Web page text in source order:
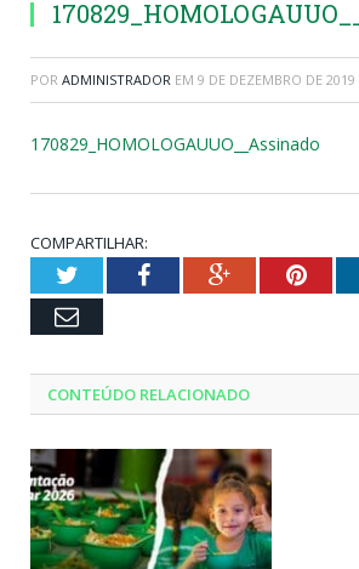
POR ADMINISTRADOR EM 9 DE DEZEMBRO DE 2019
170829_HOMOLOGAUUO__Assinado
COMPARTILHAR:
TwitterFacebookGoogle+
Email
CONTEÚDO RELACIONADO